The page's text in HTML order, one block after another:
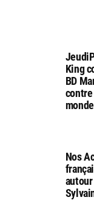
King
BD
monde
Nos
autour